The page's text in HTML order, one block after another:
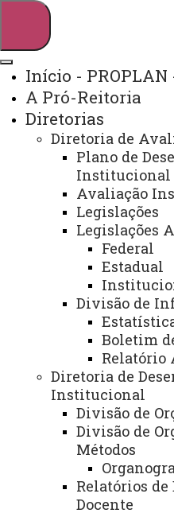
Webmail Sistemas
Arquivo Virtual
Início -
A Pró-Reitoria
Diretorias
Diretoria de
Plano de
Institucional
Avaliação
Legislações
Legislações
Federal
Estadual
Divisão de
Boletim
Relatório
Diretoria de
Institucional
Divisão de
Divisão de
Métodos
Relatórios
Docente
PROPLAN
Institucional
Nós
RELATÓRIO
Você está aqui:Unioeste
Transparência
Orçamento da
Relatório de Receita